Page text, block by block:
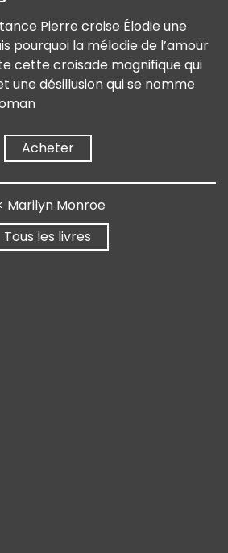
Pierre croise Élodie une
pourquoi la mélodie de l’amour
cette croisade magnifique qui
une désillusion qui se nomme
Acheter➔
Marilyn Monroe
Tous les livres